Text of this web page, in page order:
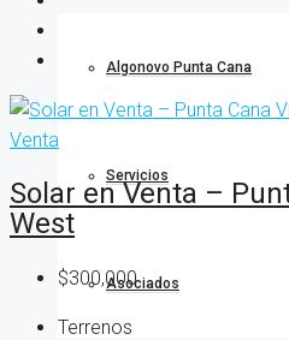
Algonovo Punta Cana
Servicios
Asociados
Venta
Solar en Venta –
West
$300,000
Terrenos